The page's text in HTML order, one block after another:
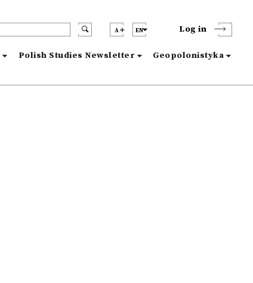
A EN Log in
Polish Studies Newsletter Geopolonistyka